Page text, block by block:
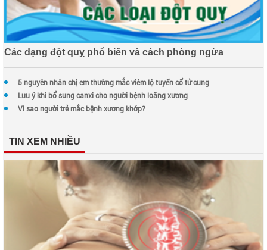
Các dạng đột quỵ phổ biến và cách phòng ngừa
5 nguyên nhân chị em thường mắc viêm lộ tuyến cổ tử cung
Lưu ý khi bổ sung canxi cho người bệnh loãng xương
Vì sao người trẻ mắc bệnh xương khớp?
TIN XEM NHIỀU